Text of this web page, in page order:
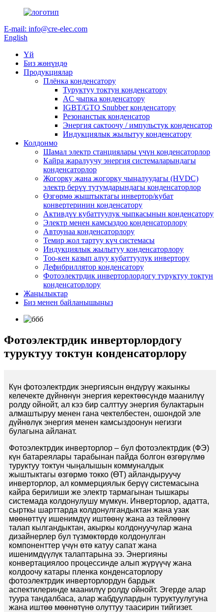
E-mail: info@cre-elec.com
English
Үй
Биз жөнүндө
Продукциялар
Плёнка конденсатору
Туруктуу токтун конденсатору
AC чыпка конденсатору
IGBT/GTO Snubber конденсатору
Резонанстык конденсатор
Энергия сактоочу / импульстук конденсатор
Индукциялык жылытуу конденсатору
Колдонмо
Шамал электр станциялары үчүн конденсаторлор
Кайра жаралуучу энергия системаларындагы
конденсаторлор
Жогорку жана жогорку чыңалуудагы (HVDC)
электр берүү тутумдарындагы конденсаторлор
Өзгөрмө жыштыктагы инвертор/кубат
конвертеринин конденсатору
Активдүү кубаттуулук чыпкасынын конденсатору
Электр менен камсыздоо конденсаторлору
Автоунаа конденсаторлору
Темир жол тартуу күч системасы
Индукциялык жылытуу конденсаторлору
Тоо-кен казып алуу кубаттуулук инвертору
Дефибриллятор конденсатору
Фотоэлектрдик инверторлордогу туруктуу токтун
конденсаторлору
Жаңылыктар
Биз менен байланышыңыз
Фотоэлектрдик инверторлордогу
туруктуу токтун конденсаторлору
Күн фотоэлектрдик энергиясын өндүрүү жакынкы
келечекте дүйнөнүн энергия керектөөсүндө маанилүү
ролду ойнойт, ал кээ бир салттуу энергия булактарын
алмаштыруу менен гана чектелбестен, ошондой эле
дүйнөлүк энергия менен камсыздоонун негизги
булагына айланат.
Фотоэлектрдик инверторлор – бул фотоэлектрдик (ФЭ)
күн батареялары тарабынан пайда болгон өзгөрүлмө
туруктуу токтун чыңалышын коммуналдык
жыштыктагы өзгөрмө токко (ӨТ) айландыруучу
инверторлор, ал коммерциялык берүү системасына
кайра берилиши же электр тармагынан тышкары
системада колдонулушу мүмкүн. Инверторлор, адатта,
сырткы шарттарда колдонулгандыктан жана узак
мөөнөттүү ишенимдүү иштөөнү жана аз тейлөөнү
талап кылгандыктан, акыркы колдонуучулар жана
дизайнерлер бул түзмөктөрдө колдонулган
компоненттер үчүн өтө катуу сапат жана
ишенимдүүлүк талаптарына ээ. Энергияны
конвертациялоо процессинде алып жүрүүчү жана
колдоочу катары пленка конденсаторлору
фотоэлектрдик инверторлордун бардык
аспектилеринде маанилүү ролду ойнойт. Эгерде алар
туура тандалбаса, алар жабдуулардын туруктуулугуна
жана иштөө мөөнөтүнө олуттуу таасирин тийгизет.